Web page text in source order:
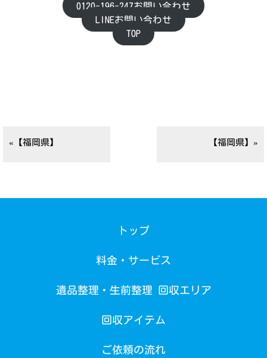
0120-196-247お問い合わせ
LINEお問い合わせ
TOP
«【福岡県】 【福岡県】»
トップ
料金・サービス
遺品整理・生前整理 回収エリア
回収アイテム
ご依頼の流れ